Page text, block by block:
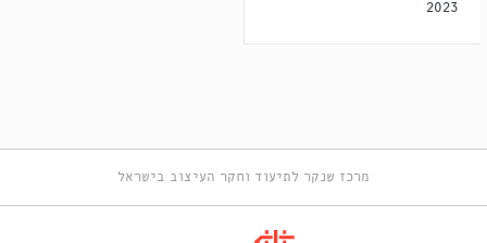
2023
מרכז שנקר לתיעוד וחקר העיצוב בישראל